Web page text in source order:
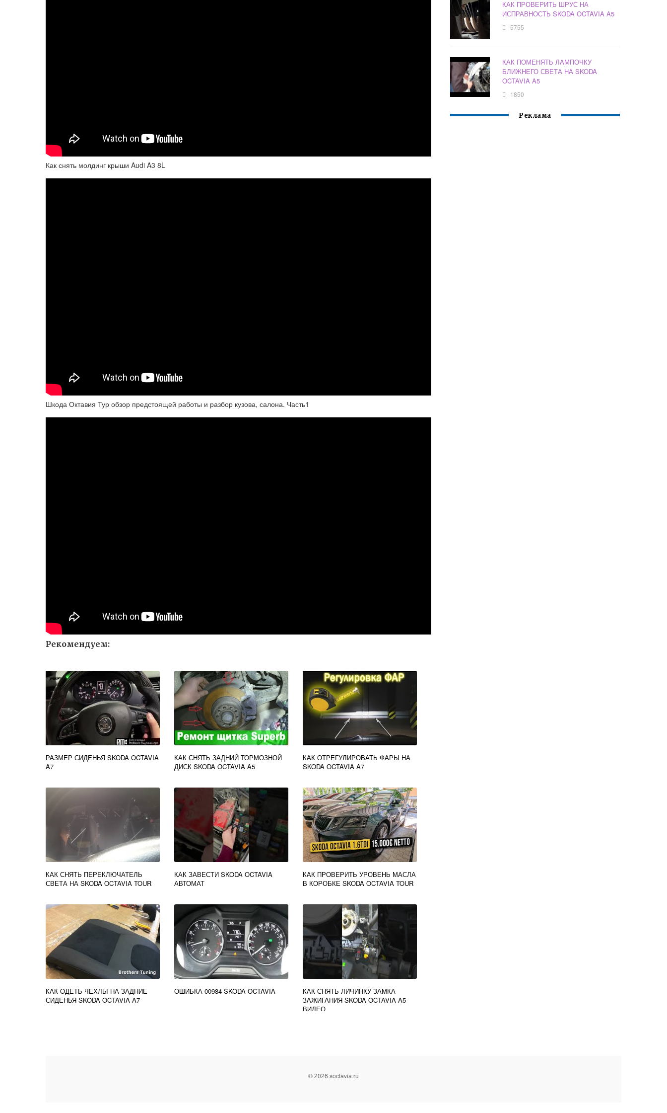
Как снять молдинг крыши Audi A3 8L
Шкода Октавия Тур обзор предстоящей работы и разбор кузова, салона. Часть1
Рекомендуем:
РАЗМЕР СИДЕНЬЯ SKODA OCTAVIA
A7
КАК СНЯТЬ ЗАДНИЙ ТОРМОЗНОЙ
ДИСК SKODA OCTAVIA A5
КАК ОТРЕГУЛИРОВАТЬ ФАРЫ НА
SKODA OCTAVIA A7
КАК СНЯТЬ ПЕРЕКЛЮЧАТЕЛЬ
СВЕТА НА SKODA OCTAVIA TOUR
КАК ЗАВЕСТИ SKODA OCTAVIA
АВТОМАТ
КАК ПРОВЕРИТЬ УРОВЕНЬ МАСЛА
В КОРОБКЕ SKODA OCTAVIA TOUR
КАК ОДЕТЬ ЧЕХЛЫ НА ЗАДНИЕ
СИДЕНЬЯ SKODA OCTAVIA A7
ОШИБКА 00984 SKODA OCTAVIA
КАК СНЯТЬ ЛИЧИНКУ ЗАМКА
ЗАЖИГАНИЯ SKODA OCTAVIA A5
ВИДЕО
КАК ПРОВЕРИТЬ ШРУС НА
ИСПРАВНОСТЬ SKODA OCTAVIA A5
5755
КАК ПОМЕНЯТЬ ЛАМПОЧКУ
БЛИЖНЕГО СВЕТА НА SKODA
OCTAVIA A5
1850
Реклама
© 2026 soctavia.ru